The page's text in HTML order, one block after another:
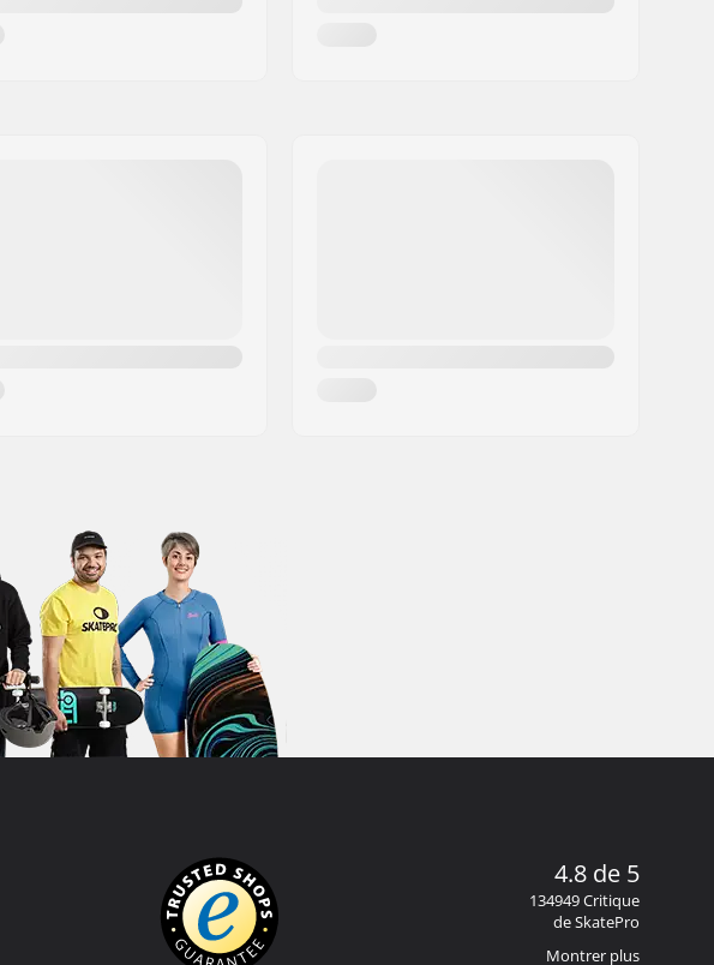
4.8 de 5
134949 Critique
de SkatePro
Montrer plus